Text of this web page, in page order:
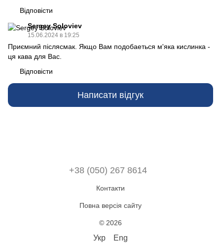
Відповісти
Sergey Soloviev
15.06.2024 в 19:25
Приємний післясмак. Якщо Вам подобаеться м'яка кислинка -
ця кава для Вас.
Відповісти
Написати відгук
+38 (050) 267 8614
Контакти
Повна версія сайту
© 2026
Укр Eng